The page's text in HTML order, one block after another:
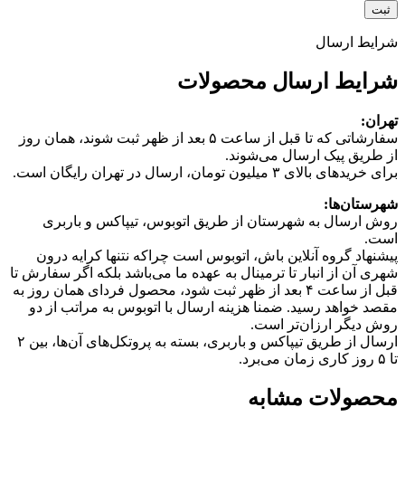
شرایط ارسال
شرایط ارسال محصولات
تهران:
سفارشاتی که تا قبل از ساعت ۵ بعد از ظهر ثبت شوند، همان روز
از طریق پیک ارسال می‌شوند.
برای خریدهای بالای ۳ میلیون تومان، ارسال در تهران رایگان است.
شهرستان‌ها:
روش ارسال به شهرستان از طریق اتوبوس، تیپاکس و باربری
است.
پیشنهاد گروه آنلاین باش، اتوبوس است چرا‌که نتنها کرایه درون
شهری آن از انبار تا ترمینال به عهده ما می‌باشد بلکه اگر سفارش تا
قبل از ساعت ۴ بعد از ظهر ثبت شود، محصول فردای همان روز به
مقصد خواهد رسید. ضمنا هزینه ارسال با اتوبوس به مراتب از دو
روش دیگر ارزان‌تر است.
ارسال از طریق تیپاکس و باربری، بسته به پروتکل‌های آن‌ها، بین ۲
تا ۵ روز کاری زمان می‌برد.
محصولات مشابه